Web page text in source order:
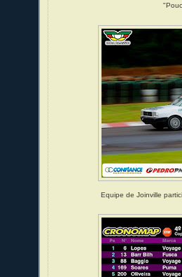
Equipe de Joinville